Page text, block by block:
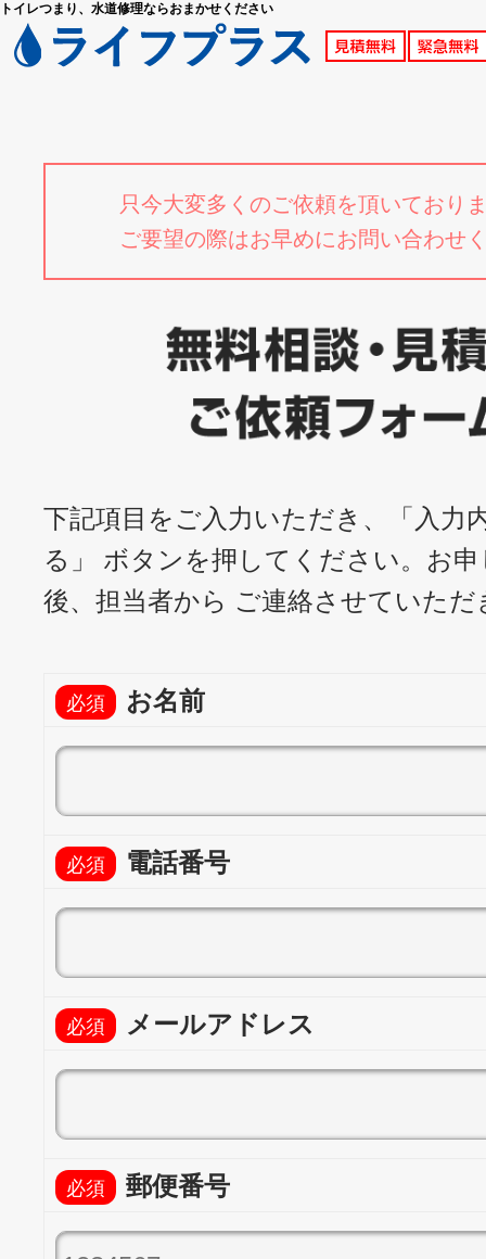
トイレつまり、水道修理ならおまかせください
只今大変多くのご依頼を頂いており
ご要望の際はお早めにお問い合わせ
下記項目をご入力いただき、「入力
る」 ボタンを押してください。 お
後、担当者から ご連絡させていただ
お名前
電話番号
メールアドレス
郵便番号